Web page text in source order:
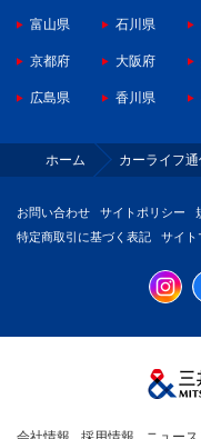
富山県 石川県
京都府 大阪府
広島県 香川県
ホーム カーライフ
お問い合わせ サイトポリシー
特定商取引に基づく表記
サイト